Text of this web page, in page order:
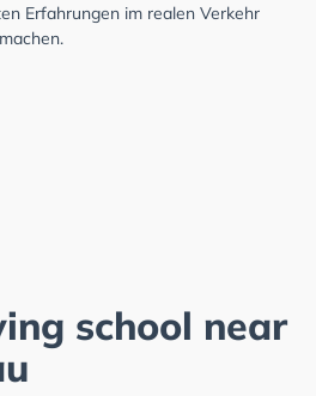
Erfahrungen im realen Verkehr
school near